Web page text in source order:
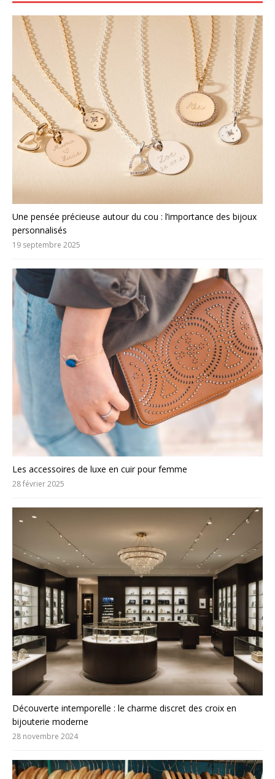
Une pensée précieuse autour du cou : l’importance des bijoux
personnalisés
19 septembre 2025
Les accessoires de luxe en cuir pour femme
28 février 2025
Découverte intemporelle : le charme discret des croix en
bijouterie moderne
28 novembre 2024